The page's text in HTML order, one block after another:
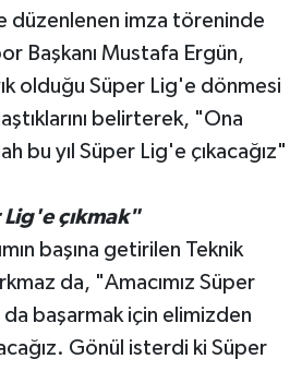
düzenlenen imza töreninde
Başkanı Mustafa Ergün,
olduğu Süper Lig'e dönmesi
belirterek, "Ona
bu yıl Süper Lig'e çıkacağız"
Lig'e çıkmak"
başına getirilen Teknik
da, "Amacımız Süper
da başarmak için elimizden
Gönül isterdi ki Süper